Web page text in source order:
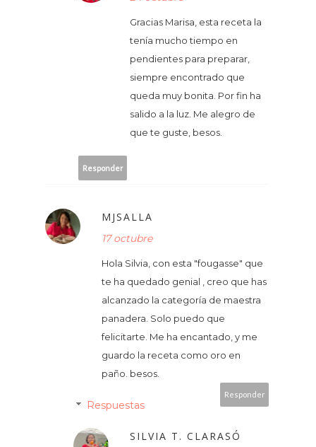
Gracias Marisa, esta receta la
tenía mucho tiempo en
pendientes para preparar,
siempre encontrado que
queda muy bonita. Por fin ha
salido a la luz. Me alegro de
que te guste, besos.
Responder
MJSALLA
17 octubre
Hola Silvia, con esta "fougasse" que
te ha quedado genial , creo que has
alcanzado la categoría de maestra
panadera. Solo puedo que
felicitarte. Me ha encantado, y me
guardo la receta como oro en
paño. besos.
Responder
Respuestas
SILVIA T. CLARASÓ